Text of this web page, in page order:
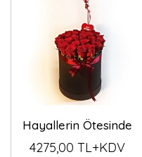
Hayallerin Ötesinde
4275,00 TL+KDV